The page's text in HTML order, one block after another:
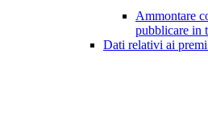
Ammontare
pubblicare in
Dati relativi ai premi